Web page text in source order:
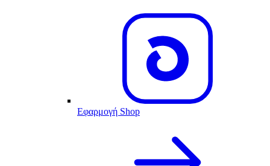
Εφαρμογή Shop